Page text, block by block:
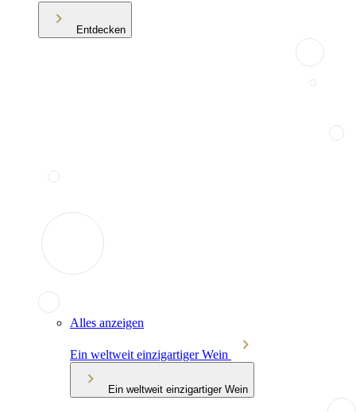
Entdecken
Alles anzeigen
Ein weltweit einzigartiger Wein
Ein weltweit einzigartiger Wein